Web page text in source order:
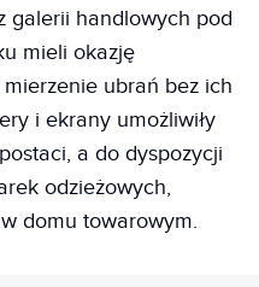
galerii handlowych pod
mieli okazję
ubrań bez ich
i ekrany umożliwiły
a do dyspozycji
odzieżowych,
domu towarowym.